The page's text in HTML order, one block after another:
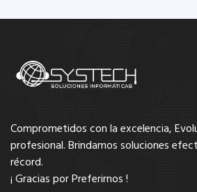
Comprometidos con la excelencia,
profesional. Brindamos soluciones
récord.
¡ Gracias por Preferirnos !